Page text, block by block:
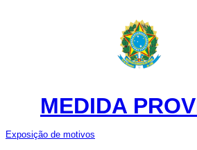
MEDIDA
Exposição de motivos